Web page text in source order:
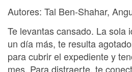
Autores: Tal Ben-Shahar,
Te levantas cansado. La sola
un día más, te resulta
para cubrir el expediente y
mes. Para distraerte, te